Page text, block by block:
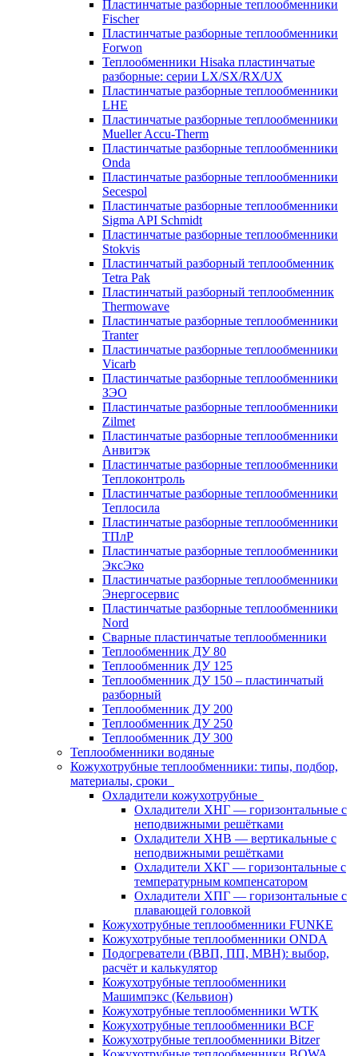
Пластинчатые разборные теплообменники
Fischer
Пластинчатые разборные теплообменники
Forwon
Теплообменники Hisaka пластинчатые
разборные: серии LX/SX/RX/UX
Пластинчатые разборные теплообменники
LHE
Пластинчатые разборные теплообменники
Mueller Accu-Therm
Пластинчатые разборные теплообменники
Onda
Пластинчатые разборные теплообменники
Secespol
Пластинчатые разборные теплообменники
Sigma API Schmidt
Пластинчатые разборные теплообменники
Stokvis
Пластинчатый разборный теплообменник
Tetra Pak
Пластинчатый разборный теплообменник
Thermowave
Пластинчатые разборные теплообменники
Tranter
Пластинчатые разборные теплообменники
Vicarb
Пластинчатые разборные теплообменники
ЗЭО
Пластинчатые разборные теплообменники
Zilmet
Пластинчатые разборные теплообменники
Анвитэк
Пластинчатые разборные теплообменники
Теплоконтроль
Пластинчатые разборные теплообменники
Теплосила
Пластинчатые разборные теплообменники
ТПлР
Пластинчатые разборные теплообменники
ЭксЭко
Пластинчатые разборные теплообменники
Энергосервис
Пластинчатые разборные теплообменники
Nord
Сварные пластинчатые теплообменники
Теплообменник ДУ 80
Теплообменник ДУ 125
Теплообменник ДУ 150 – пластинчатый
разборный
Теплообменник ДУ 200
Теплообменник ДУ 250
Теплообменник ДУ 300
Теплообменники водяные
Кожухотрубные теплообменники: типы, подбор,
материалы, сроки
Охладители кожухотрубные
Охладители ХНГ — горизонтальные с
неподвижными решётками
Охладители ХНВ — вертикальные с
неподвижными решётками
Охладители ХКГ — горизонтальные с
температурным компенсатором
Охладители ХПГ — горизонтальные с
плавающей головкой
Кожухотрубные теплообменники FUNKE
Кожухотрубные теплообменники ONDA
Подогреватели (ВВП, ПП, МВН): выбор,
расчёт и калькулятор
Кожухотрубные теплообменники
Машимпэкс (Кельвион)
Кожухотрубные теплообменники WTK
Кожухотрубные теплообменники BCF
Кожухотрубные теплообменники Bitzer